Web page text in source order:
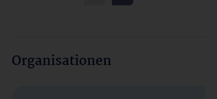
Organisationen